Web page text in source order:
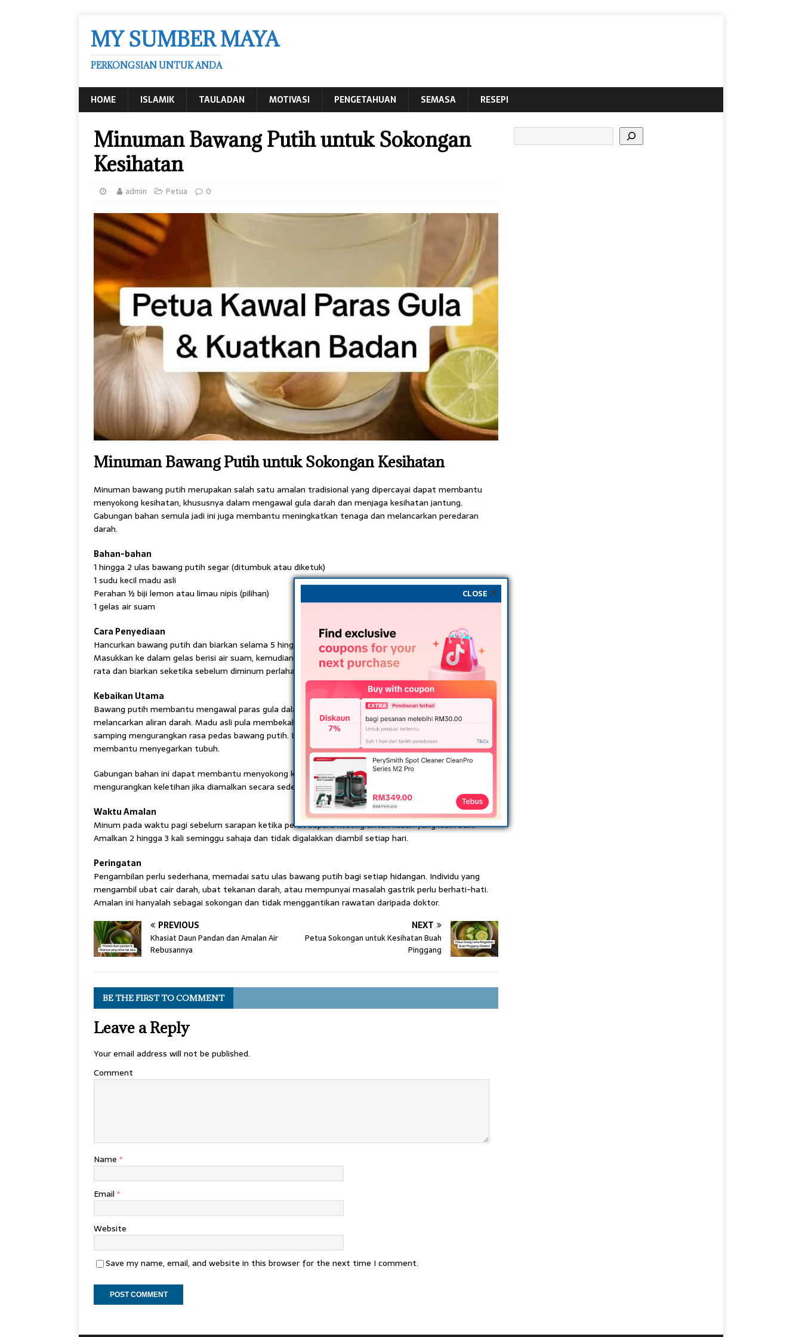
MY SUMBER MAYA
PERKONGSIAN UNTUK ANDA
HOME ISLAMIK TAULADAN MOTIVASI PENGETAHUAN SEMASA RESEPI
Minuman Bawang Putih untuk Sokongan
Kesihatan
admin Petua 0
Minuman Bawang Putih untuk Sokongan Kesihatan
Minuman bawang putih merupakan salah satu amalan tradisional yang dipercayai dapat membantu
menyokong kesihatan, khususnya dalam mengawal gula darah dan menjaga kesihatan jantung.
Gabungan bahan semula jadi ini juga membantu meningkatkan tenaga dan melancarkan peredaran
darah.
Bahan-bahan
1 hingga 2 ulas bawang putih segar (ditumbuk atau diketuk)
1 sudu kecil madu asli
Perahan ½ biji lemon atau limau nipis (pilihan)
1 gelas air suam
Cara Penyediaan
Hancurkan bawang putih dan biarkan selama 5 hingga 10 minit bagi mengaktifkan kandungan allicin.
Masukkan ke dalam gelas berisi air suam, kemudian tambah madu dan perahan lemon jika suka. Kacau
rata dan biarkan seketika sebelum diminum perlahan-lahan.
Kebaikan Utama
Bawang putih membantu mengawal paras gula dalam darah, mengurangkan kolesterol jahat serta
melancarkan aliran darah. Madu asli pula membekalkan tenaga dan mengandungi antioksidan, di
samping mengurangkan rasa pedas bawang putih. Lemon atau limau nipis menambah vitamin C serta
membantu menyegarkan tubuh.
Gabungan bahan ini dapat membantu menyokong kesihatan jantung, mengawal gula dalam darah dan
mengurangkan keletihan jika diamalkan secara sederhana.
Waktu Amalan
Minum pada waktu pagi sebelum sarapan ketika perut separa kosong untuk kesan yang lebih baik.
Amalkan 2 hingga 3 kali seminggu sahaja dan tidak digalakkan diambil setiap hari.
Peringatan
Pengambilan perlu sederhana, memadai satu ulas bawang putih bagi setiap hidangan. Individu yang
mengambil ubat cair darah, ubat tekanan darah, atau mempunyai masalah gastrik perlu berhati-hati.
Amalan ini hanyalah sebagai sokongan dan tidak menggantikan rawatan daripada doktor.
PREVIOUS
Khasiat Daun Pandan dan Amalan Air
Rebusannya
NEXT
Petua Sokongan untuk Kesihatan Buah
Pinggang
BE THE FIRST TO COMMENT
Leave a Reply
Your email address will not be published.
Comment
Name *
Email *
Website
Save my name, email, and website in this browser for the next time I comment.
CLOSE